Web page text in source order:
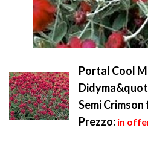
Portal Cool
Semi
Prezzo: in